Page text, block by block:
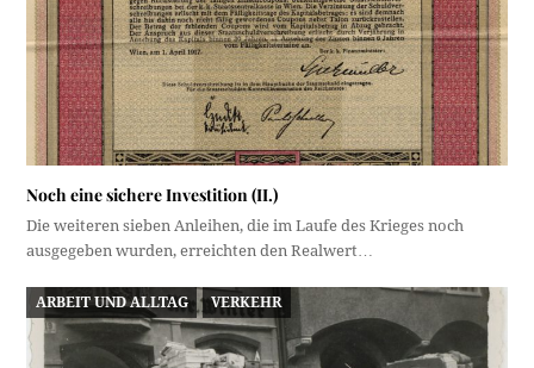
Noch eine sichere Investition (II.)
Die weiteren sieben Anleihen, die im Laufe des Krieges noch
ausgegeben wurden, erreichten den Realwert…
ARBEIT UND ALLTAG VERKEHR